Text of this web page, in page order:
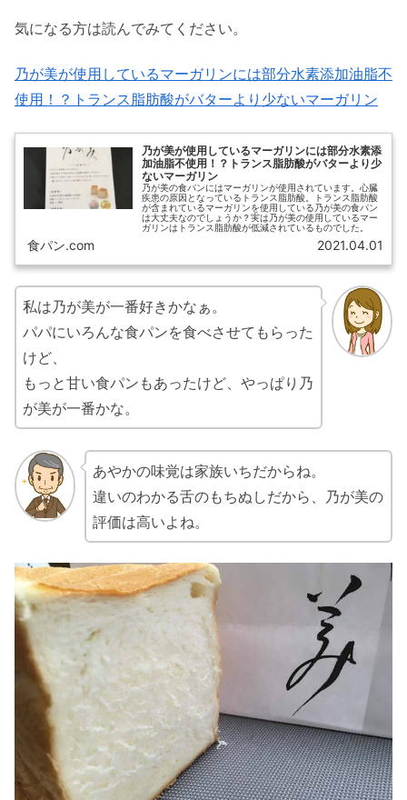
気になる方は読んでみてください。
乃が美が使用しているマーガリンには部分水素添加油脂不
使用！？トランス脂肪酸がバターより少ないマーガリン
乃が美が使用しているマーガリンには部分水素添
加油脂不使用！？トランス脂肪酸がバターより少
ないマーガリン
乃が美の食パンにはマーガリンが使用されています。心臓
疾患の原因となっているトランス脂肪酸。トランス脂肪酸
が含まれているマーガリンを使用している乃が美の食パン
は大丈夫なのでしょうか？実は乃が美の使用しているマー
ガリンはトランス脂肪酸が低減されているものでした。
食パン.com 2021.04.01
私は乃が美が一番好きかなぁ。
パパにいろんな食パンを食べさせてもらった
けど、
もっと甘い食パンもあったけど、やっぱり乃
が美が一番かな。
あやかの味覚は家族いちだからね。
違いのわかる舌のもちぬしだから、乃が美の
評価は高いよね。